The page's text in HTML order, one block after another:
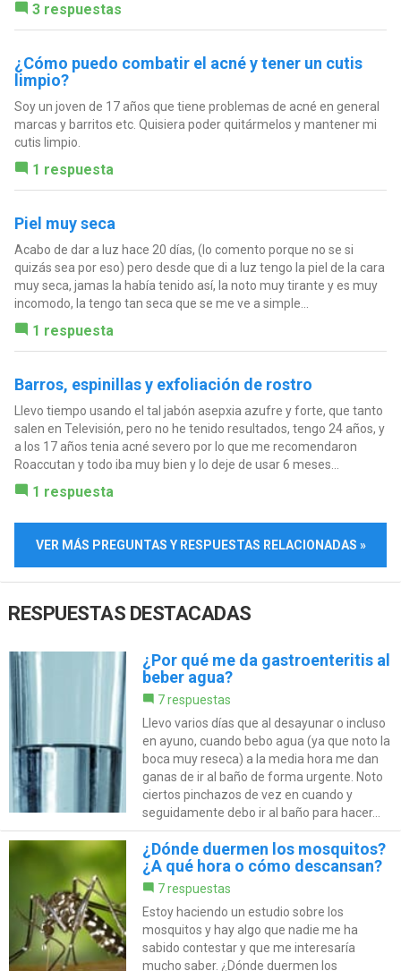
3 respuestas
¿Cómo puedo combatir el acné y tener un cutis
limpio?
Soy un joven de 17 años que tiene problemas de acné en general
marcas y barritos etc. Quisiera poder quitármelos y mantener mi
cutis limpio.
1 respuesta
Piel muy seca
Acabo de dar a luz hace 20 días, (lo comento porque no se si
quizás sea por eso) pero desde que di a luz tengo la piel de la cara
muy seca, jamas la había tenido así, la noto muy tirante y es muy
incomodo, la tengo tan seca que se me ve a simple...
1 respuesta
Barros, espinillas y exfoliación de rostro
Llevo tiempo usando el tal jabón asepxia azufre y forte, que tanto
salen en Televisión, pero no he tenido resultados, tengo 24 años, y
a los 17 años tenia acné severo por lo que me recomendaron
Roaccutan y todo iba muy bien y lo deje de usar 6 meses...
1 respuesta
VER MÁS PREGUNTAS Y RESPUESTAS RELACIONADAS »
RESPUESTAS DESTACADAS
¿Por qué me da gastroenteritis al
beber agua?
7 respuestas
Llevo varios días que al desayunar o incluso
en ayuno, cuando bebo agua (ya que noto la
boca muy reseca) a la media hora me dan
ganas de ir al baño de forma urgente. Noto
ciertos pinchazos de vez en cuando y
seguidamente debo ir al baño para hacer...
¿Dónde duermen los mosquitos?
¿A qué hora o cómo descansan?
7 respuestas
Estoy haciendo un estudio sobre los
mosquitos y hay algo que nadie me ha
sabido contestar y que me interesaría
mucho saber. ¿Dónde duermen los